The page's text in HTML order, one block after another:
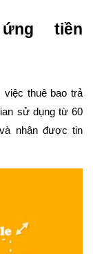
tiền
việc thuê bao trả
sử dụng từ 60
nhận được tin